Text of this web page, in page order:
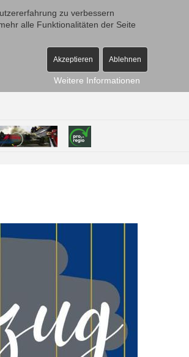
zu verbessern
alle Funktionalitäten der Seite
Akzeptieren Ablehnen
Weitere Informationen